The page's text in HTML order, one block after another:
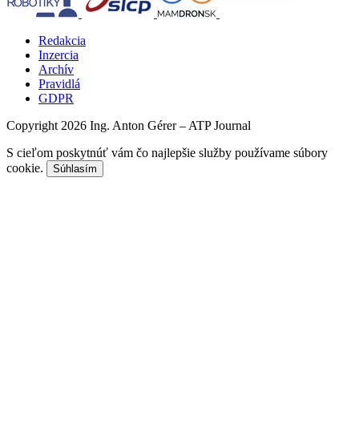
Redakcia
Inzercia
Archív
Pravidlá
GDPR
Copyright 2026 Ing. Anton Gérer – ATP Journal
S cieľom poskytnúť vám čo najlepšie služby používame súbory
cookie.
Súhlasím